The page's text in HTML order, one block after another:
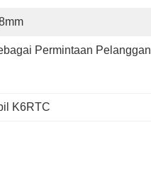
Permintaan Pelanggan
K6RTC